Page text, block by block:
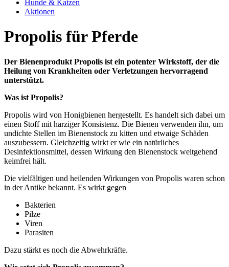
Hunde & Katzen
Aktionen
Propolis für Pferde
Der Bienenprodukt Propolis ist ein potenter Wirkstoff, der die
Heilung von Krankheiten oder Verletzungen hervorragend
unterstützt.
Was ist Propolis?
Propolis wird von Honigbienen hergestellt. Es handelt sich dabei um
einen Stoff mit harziger Konsistenz. Die Bienen verwenden ihn, um
undichte Stellen im Bienenstock zu kitten und etwaige Schäden
auszubessern. Gleichzeitig wirkt er wie ein natürliches
Desinfektionsmittel, dessen Wirkung den Bienenstock weitgehend
keimfrei hält.
Die vielfältigen und heilenden Wirkungen von Propolis waren schon
in der Antike bekannt. Es wirkt gegen
Bakterien
Pilze
Viren
Parasiten
Dazu stärkt es noch die Abwehrkräfte.